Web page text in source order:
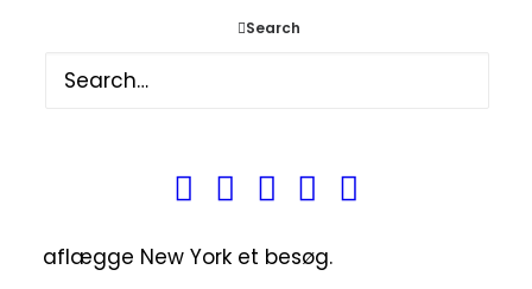
Search
til at nyde naturen, havet eller udforske de
del af New England noget mere. Krydse
aflægge New York et besøg.